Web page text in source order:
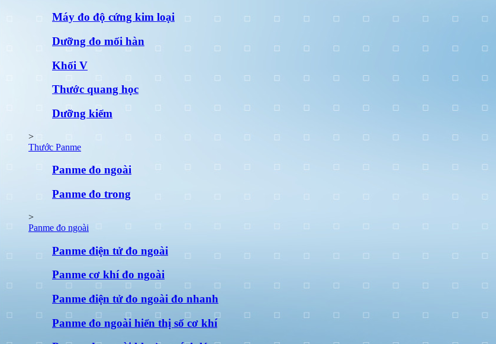
Máy đo độ cứng kim loại
Dưỡng đo mối hàn
Khối V
Thước quang học
Dưỡng kiểm
>
Thước Panme
Panme đo ngoài
Panme đo trong
>
Panme đo ngoài
Panme điện tử đo ngoài
Panme cơ khí đo ngoài
Panme điện tử đo ngoài đo nhanh
Panme đo ngoài hiển thị số cơ khí